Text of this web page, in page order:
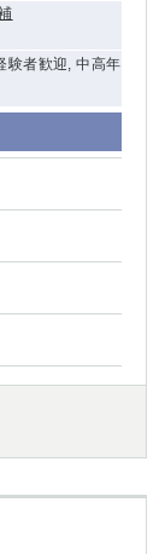
験者歓迎, 中高年